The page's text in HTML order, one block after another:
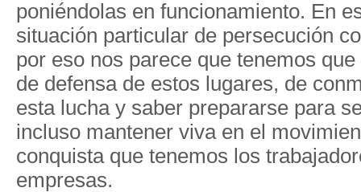
poniéndolas en funcionamiento. En
situación particular de persecución
por eso nos parece que tenemos
de defensa de estos lugares, de
esta lucha y saber prepararse para
incluso mantener viva en el
conquista que tenemos los
empresas.